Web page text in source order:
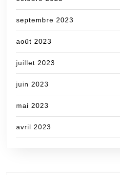
septembre 2023
août 2023
juillet 2023
juin 2023
mai 2023
avril 2023